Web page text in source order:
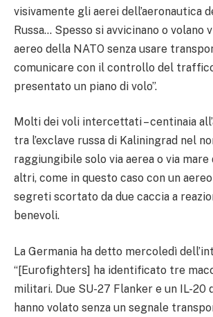
visivamente gli aerei dell’aeronautica
Russa… Spesso si avvicinano o volano
aereo della NATO senza usare
comunicare con il controllo del
presentato un piano di volo”.
Molti dei voli intercettati – centinaia
tra l’exclave russa di Kaliningrad nel
raggiungibile solo via aerea o via mare
altri, come in questo caso con un
segreti scortato da due caccia a
benevoli.
La Germania ha detto mercoledì
“[Eurofighters] ha identificato tre
militari. Due SU-27 Flanker e un IL-20
hanno volato senza un segnale